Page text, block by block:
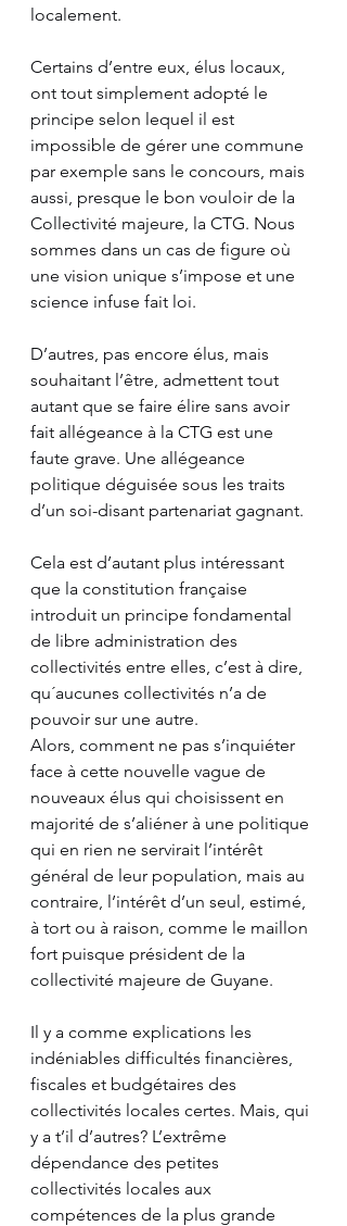
localement.
Certains d’entre eux, élus locaux,
ont tout simplement adopté le
principe selon lequel il est
impossible de gérer une commune
par exemple sans le concours, mais
aussi, presque le bon vouloir de la
Collectivité majeure, la CTG. Nous
sommes dans un cas de figure où
une vision unique s’impose et une
science infuse fait loi.
D’autres, pas encore élus, mais
souhaitant l’être, admettent tout
autant que se faire élire sans avoir
fait allégeance à la CTG est une
faute grave. Une allégeance
politique déguisée sous les traits
d’un soi-disant partenariat gagnant.
Cela est d’autant plus intéressant
que la constitution française
introduit un principe fondamental
de libre administration des
collectivités entre elles, c’est à dire,
qu´aucunes collectivités n’a de
pouvoir sur une autre.
Alors, comment ne pas s’inquiéter
face à cette nouvelle vague de
nouveaux élus qui choisissent en
majorité de s’aliéner à une politique
qui en rien ne servirait l’intérêt
général de leur population, mais au
contraire, l’intérêt d’un seul, estimé,
à tort ou à raison, comme le maillon
fort puisque président de la
collectivité majeure de Guyane.
Il y a comme explications les
indéniables difficultés financières,
fiscales et budgétaires des
collectivités locales certes. Mais, qui
y a t’il d’autres? L’extrême
dépendance des petites
collectivités locales aux
compétences de la plus grande